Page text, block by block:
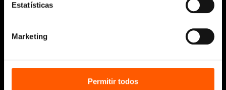
Estatísticas
Marketing
Permitir todos
Bolsas Literárias
Bibliotecas)
Contactos